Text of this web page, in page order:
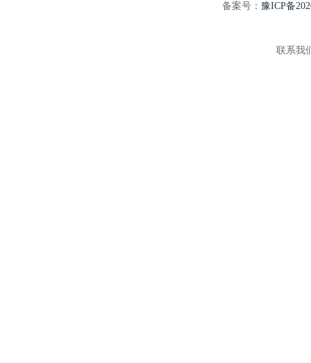
备案号： 豫ICP备
联系我